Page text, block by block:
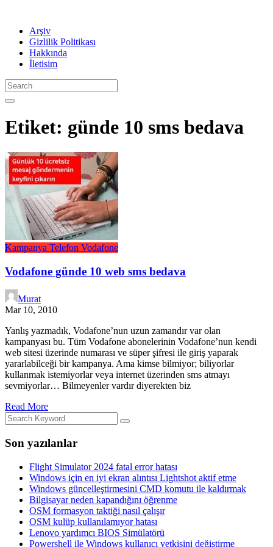
Arşiv
Gizlilik Politikası
Hakkında
İletisim
Etiket: günde 10 sms bedava
Kampanya Telefon Vodafone
Vodafone günde 10 web sms bedava
Murat
Mar 10, 2010
Yanlış yazmadık, Vodafone’nun uzun zamandır var olan
kampanyası bu. Tüm Vodafone abonelerinin Vodafone’nun kendi
web sitesi üzerinde numarası ve süper şifresi ile giriş yaparak
yararlabilceği bir kampanya. Ama kimse bilmiyor; biliyorlar
kullanmak istemiyorlar veya internet üzerinden sms atmayı
sevmiyorlar… Bilmeyenler vardır diyerekten biz
Read More
Son yazılanlar
Flight Simulator 2024 fatal error hatası
Windows için en iyi ekran alıntısı Lightshot aktif etme
Windows güncelleştirmesini CMD komutu ile kaldırmak
Bilgisayar neden kapandığını öğrenme
OSM formasyon taktiği nasıl çalışır
OSM kulüp kullanılamıyor hatası
Lenovo yardımcı BIOS Simülatörü
Powershell ile Windows kullanıcı yetkisini değiştirme